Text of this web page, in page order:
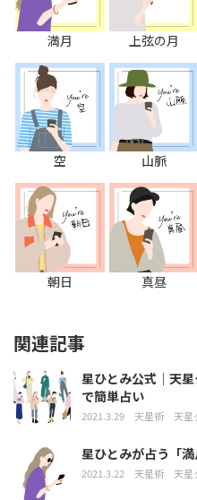
満月 上弦の月
空 山脈
朝日 真昼
関連記事
星ひとみ公式｜天
で簡単占い
2021.3.29 天星術 天星
星ひとみが占う「
2021.3.22 天星術 天星